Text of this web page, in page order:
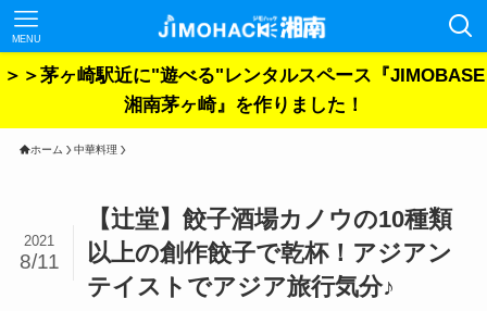
MENU
＞＞茅ヶ崎駅近に"遊べる"レンタルスペース『JIMOBASE
湘南茅ヶ崎』を作りました！
ホーム 中華料理
【辻堂】餃子酒場カノウの10種類
以上の創作餃子で乾杯！アジアン
テイストでアジア旅行気分♪
2021
8/11